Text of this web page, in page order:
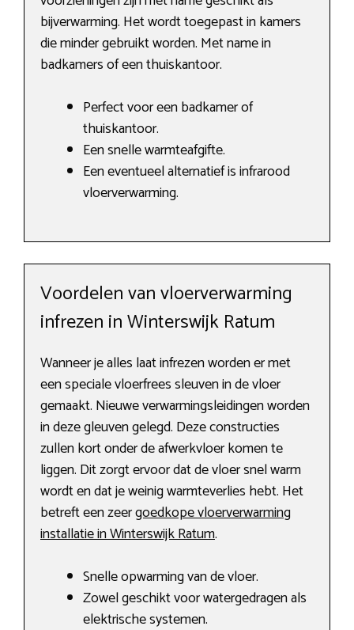
bijverwarming. Het wordt toegepast in kamers
die minder gebruikt worden. Met name in
badkamers of een thuiskantoor.
Perfect voor een badkamer of
thuiskantoor.
Een snelle warmteafgifte.
Een eventueel alternatief is infrarood
vloerverwarming.
Voordelen van vloerverwarming
infrezen in Winterswijk Ratum
Wanneer je alles laat infrezen worden er met
een speciale vloerfrees sleuven in de vloer
gemaakt. Nieuwe verwarmingsleidingen worden
in deze gleuven gelegd. Deze constructies
zullen kort onder de afwerkvloer komen te
liggen. Dit zorgt ervoor dat de vloer snel warm
wordt en dat je weinig warmteverlies hebt. Het
betreft een zeergoedkope vloerverwarming
installatie in Winterswijk Ratum.
Snelle opwarming van de vloer.
Zowel geschikt voor watergedragen als
elektrische systemen.